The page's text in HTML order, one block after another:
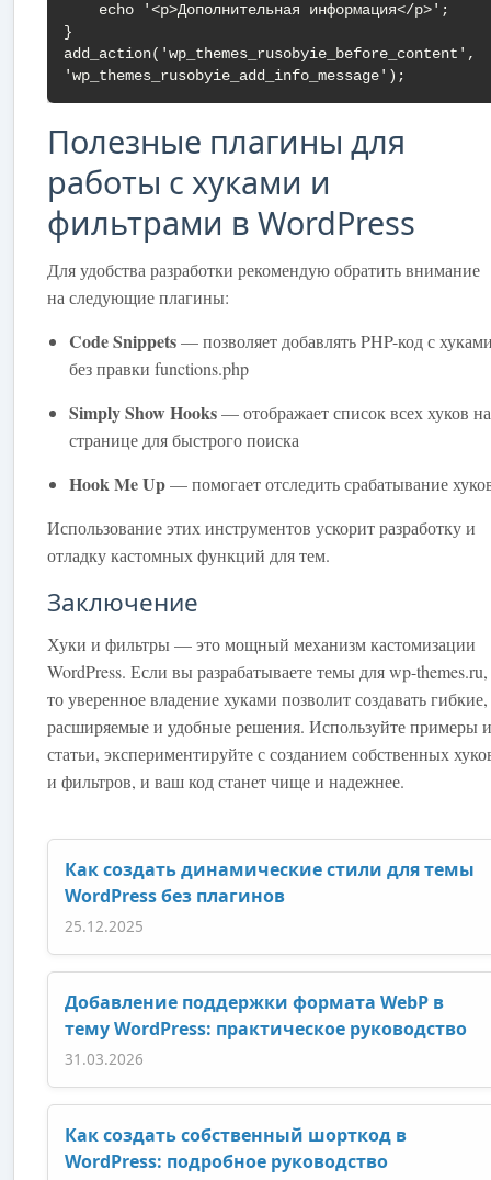
}
add_action('wp_themes_rusobyie_before_content',
'wp_themes_rusobyie_add_info_message');
Полезные плагины для
работы с хуками и
фильтрами в WordPress
Для удобства разработки рекомендую обратить внимание
на следующие плагины:
Code Snippets— позволяет добавлять PHP-код с
без правки functions.php
Simply Show Hooks— отображает список всех хуков на
странице для быстрого поиска
Hook Me Up— помогает отследить срабатывание
Использование этих инструментов ускорит разработку и
отладку кастомных функций для тем.
Заключение
Хуки и фильтры — это мощный механизм кастомизации
WordPress. Если вы разрабатываете темы для wp-themes.ru,
то уверенное владение хуками позволит создавать гибкие,
расширяемые и удобные решения. Используйте примеры
статьи, экспериментируйте с созданием собственных
и фильтров, и ваш код станет чище и надежнее.
Как создать динамические стили для темы
WordPress без плагинов
25.12.2025
Добавление поддержки формата WebP в
тему WordPress: практическое руководство
31.03.2026
Как создать собственный шорткод в
WordPress: подробное руководство